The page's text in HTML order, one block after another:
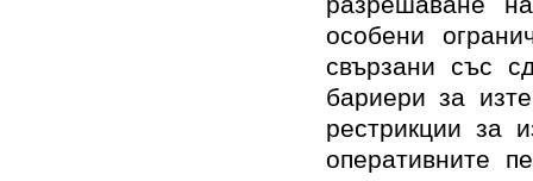
особени
свързани със
бариери за
рестрикции за
оперативните